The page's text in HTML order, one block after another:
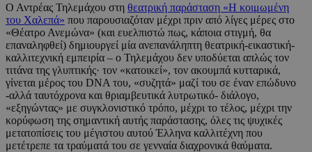
Ο Αντρέας Τηλεμάχου στη θεατρική παράσταση «Η κοιμωμένη
του Χαλεπά» που παρουσιαζόταν μέχρι πριν από λίγες μέρες στο
«Θέατρο Ανεμώνα» (και ευελπιστώ πως, κάποια στιγμή, θα
επαναληφθεί) δημιουργεί μία ανεπανάληπτη θεατρική-εικαστική-
καλλιτεχνική εμπειρία – ο Τηλεμάχου δεν υποδύεται απλώς τον
τιτάνα της γλυπτικής· τον «κατοικεί», τον ακουμπά κυτταρικά,
γίνεται μέρος του DNA του, «συζητά» μαζί του σε έναν επώδυνο
-αλλά ταυτόχρονα και θριαμβευτικά λυτρωτικό- διάλογο,
«εξηγώντας» με συγκλονιστικό τρόπο, μέχρι το τέλος, μέχρι την
κορύφωση της σημαντική αυτής παράστασης, όλες τις ψυχικές
μετατοπίσεις του μέγιστου αυτού Έλληνα καλλιτέχνη που
μετέτρεπε τα τραύματά του σε γενναία διαχρονικά θαύματα.